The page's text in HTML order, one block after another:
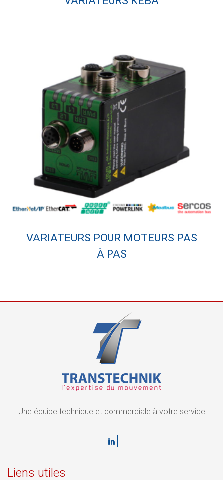
VARIATEURS POUR MOTEURS PAS
À PAS
Une équipe technique et commerciale à votre service
Liens utiles